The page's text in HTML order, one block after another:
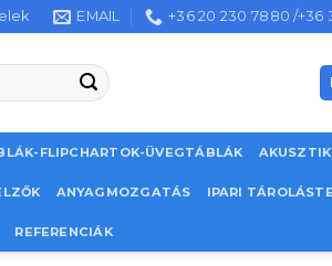
EMAIL +36 20 230 7880 /+36
FLIPCHARTOK-ÜVEGTÁBLÁK
ANYAGMOZGATÁS IPARI
REFERENCIÁK